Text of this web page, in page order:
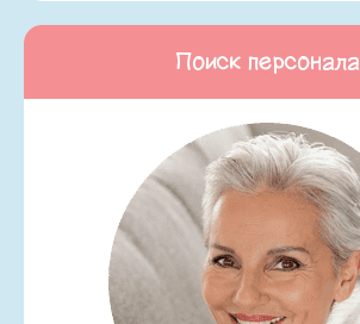
Поиск персонала